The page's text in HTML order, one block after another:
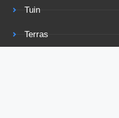
Tuin
Terras